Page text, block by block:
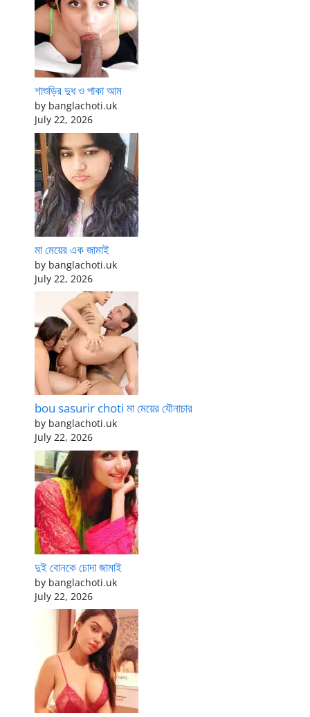
শাশুড়ির দুধ ও পাকা আম
by banglachoti.uk
July 22, 2026
মা মেয়ের এক জামাই
by banglachoti.uk
July 22, 2026
bou sasurir choti মা মেয়ের যৌনাচার
by banglachoti.uk
July 22, 2026
দুই বোনকে চোদা জামাই
by banglachoti.uk
July 22, 2026